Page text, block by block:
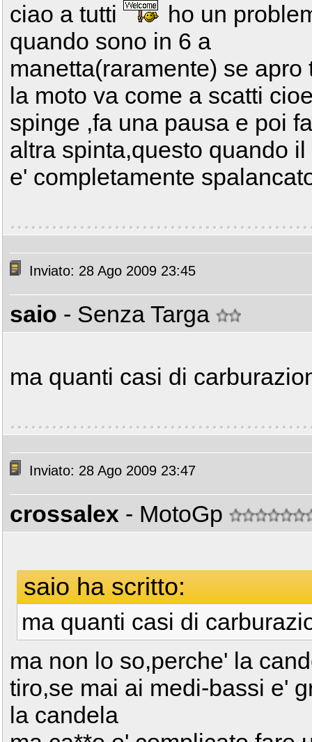
ciao a tutti
ho un
quando sono in 6 a
manetta(raramente) se apro
la moto va come a scatti
spinge ,fa una pausa e poi
altra spinta,questo quando il
e' completamente
Inviato: 28 Ago 2009 23:45
saio - Senza Targa
ma quanti casi di
Inviato: 28 Ago 2009 23:47
crossalex - MotoGp
saio ha scritto:
ma quanti casi di
ma non lo so,perche' la
tiro,se mai ai medi-bassi e'
la candela